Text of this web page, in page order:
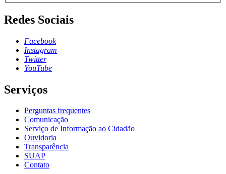
Redes Sociais
Facebook
Instagram
Twitter
YouTube
Serviços
Perguntas frequentes
Comunicação
Serviço de Informação ao Cidadão
Ouvidoria
Transparência
SUAP
Contato